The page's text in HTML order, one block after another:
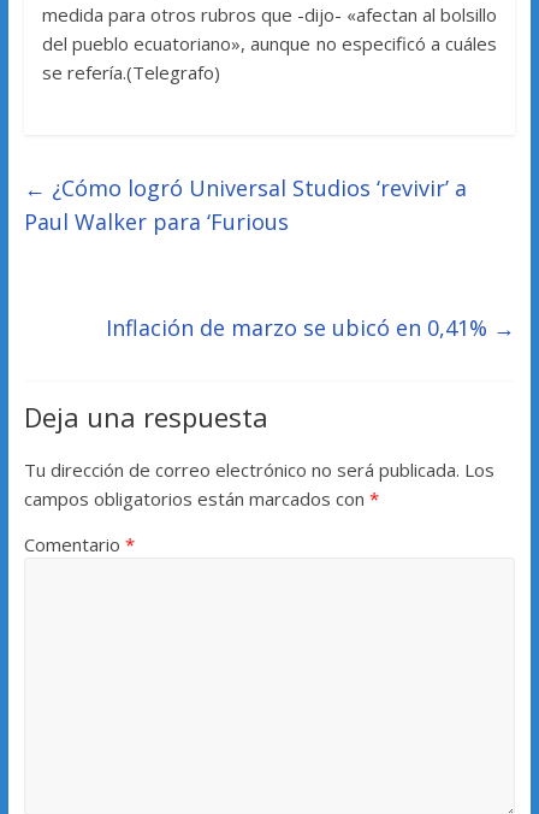
medida para otros rubros que -dijo- «afectan al bolsillo
del pueblo ecuatoriano», aunque no especificó a cuáles
se refería.(Telegrafo)
← ¿Cómo logró Universal Studios ‘revivir’ a
Paul Walker para ‘Furious
Inflación de marzo se ubicó en 0,41% →
Deja una respuesta
Tu dirección de correo electrónico no será publicada. Los
campos obligatorios están marcados con *
Comentario *